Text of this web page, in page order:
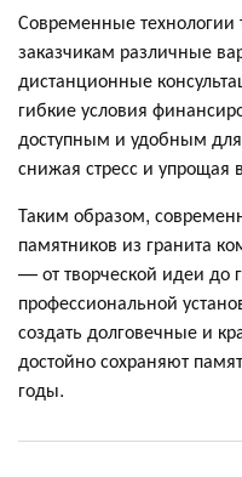
Современные технологии
заказчикам различные
дистанционные
гибкие условия
доступным и удобным для
снижая стресс и упрощая
Таким образом,
памятников из гранита
— от творческой идеи до
профессиональной
создать долговечные и
достойно сохраняют
годы.